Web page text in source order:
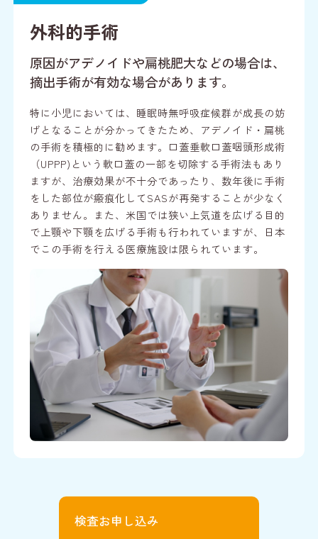
外科的手術
原因がアデノイドや扁桃肥大などの場合は、
摘出手術が有効な場合があります。
特に小児においては、睡眠時無呼吸症候群が成長の妨
げとなることが分かってきたため、アデノイド・扁桃
の手術を積極的に勧めます。 口蓋垂軟口蓋咽頭形成術
（UPPP)という軟口蓋の一部を切除する手術法もあり
ますが、治療効果が不十分であったり、数年後に手術
をした部位が瘢痕化してSASが再発することが少なく
ありません。また、米国では狭い上気道を広げる目的
で上顎や下顎を広げる手術も行われていますが、日本
でこの手術を行える医療施設は限られています。
検査お申し込み